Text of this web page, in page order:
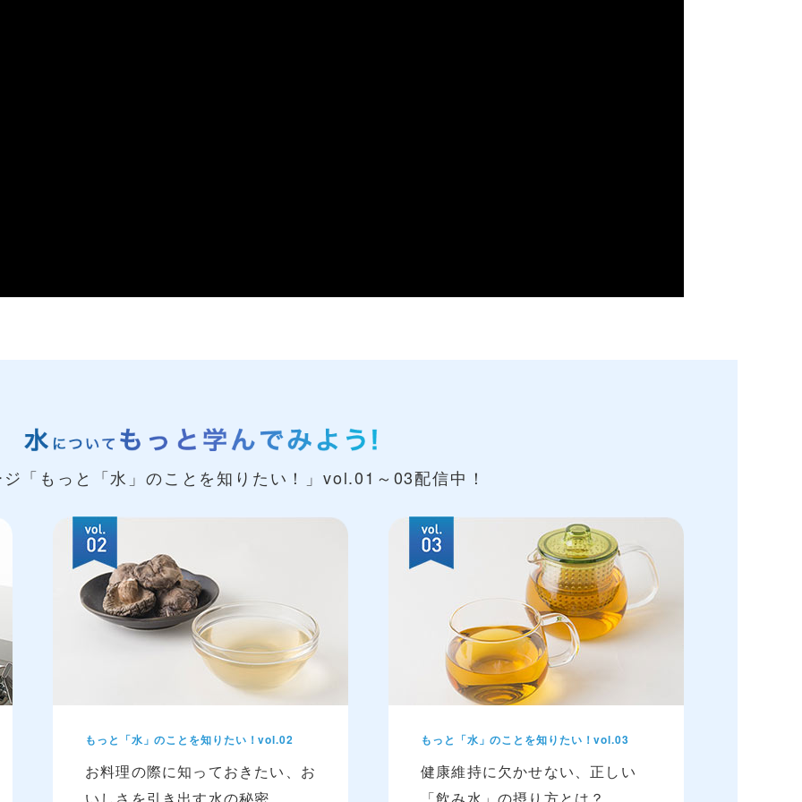
「もっと「水」のことを知りたい！」 vol.01～03配信中！
もっと「水」のことを知りたい！vol.02
お料理の際に知っておきたい、お
もっと「水」のことを知りたい！vol.03
健康維持に欠かせない、正しい